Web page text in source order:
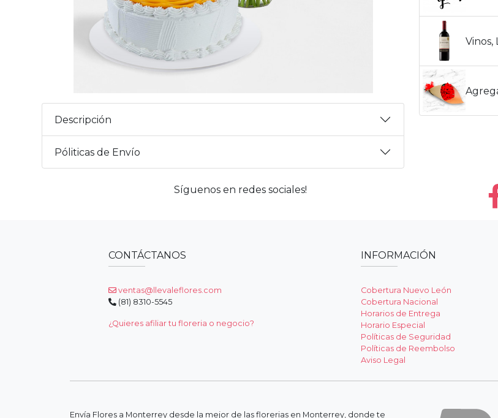
Descripción
Póliticas de Envío
Vinos,
Síguenos en redes sociales!
CONTÁCTANOS
ventas@llevaleflores.com
(81) 8310-5545
¿Quieres afiliar tu floreria o negocio?
INFORMACIÓN
Cobertura Nuevo León
Cobertura Nacional
Horarios de Entrega
Horario Especial
Políticas de Seguridad
Políticas de Reembolso
Aviso Legal
Envía Flores a Monterrey desde la mejor de las florerias en Monterrey, donde te